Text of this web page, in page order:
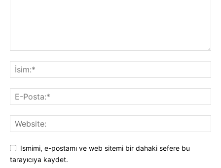
Ismimi, e-postamı ve web sitemi bir dahaki sefere bu
tarayıcıya kaydet.